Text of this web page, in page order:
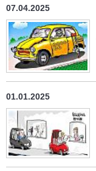
07.04.2025
01.01.2025